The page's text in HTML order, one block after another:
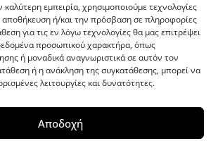
εμπειρία, χρησιμοποιούμε τεχνολογίες
ή/και την πρόσβαση σε πληροφορίες
για τις εν λόγω τεχνολογίες θα μας επιτρέψει
προσωπικού χαρακτήρα, όπως
ή μοναδικά αναγνωριστικά σε αυτόν τον
ή η ανάκληση της συγκατάθεσης, μπορεί να
λειτουργίες και δυνατότητες.
Αποδοχή